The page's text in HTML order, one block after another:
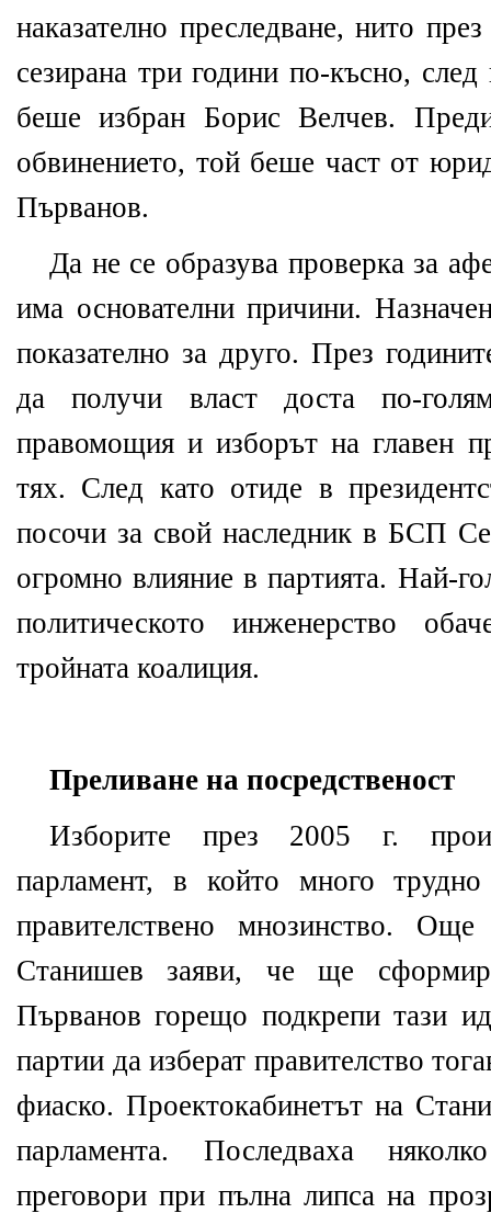
наказателно преследване, нито
сезирана три години по-късно,
беше избран Борис Велчев.
обвинението, той беше част от
Първанов.
Да не се образува проверка за
има основателни причини.
показателно за друго. През
да получи власт доста по-
правомощия и изборът на главен
тях. След като отиде в
посочи за свой наследник в БСП
огромно влияние в партията. Най-
политическото инженерство
тройната коалиция.
Преливане на посредственост
Изборите през 2005 г.
парламент, в който много
правителствено мнозинство.
Станишев заяви, че ще
Първанов горещо подкрепи тази
партии да изберат правителство
фиаско. Проектокабинетът на
парламента. Последваха
преговори при пълна липса на